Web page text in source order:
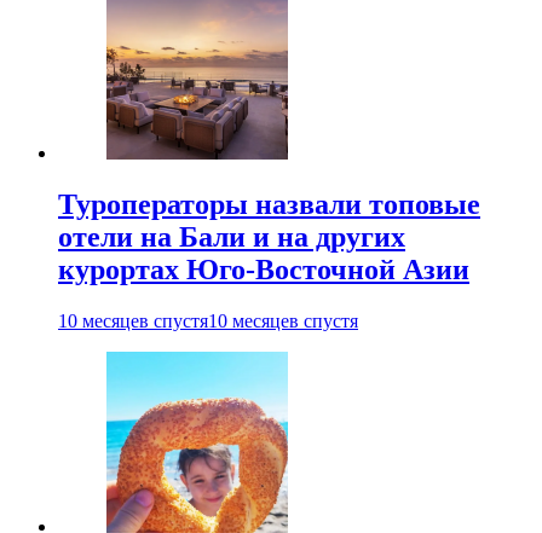
Туроператоры назвали топовые
отели на Бали и на других
курортах Юго-Восточной Азии
10 месяцев спустя10 месяцев спустя